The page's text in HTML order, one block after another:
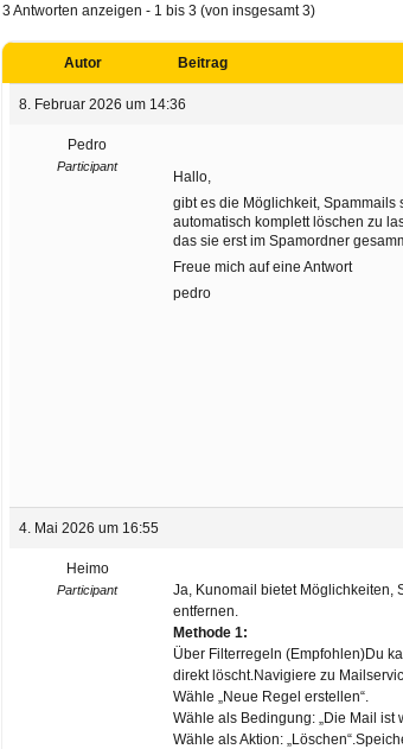
3 Antworten anzeigen - 1 bis 3 (von insgesamt 3)
Autor Beitrag
8. Februar 2026 um 14:36
Pedro
Participant
Hallo,
gibt es die Möglichkeit, Spammails
automatisch komplett löschen zu
das sie erst im Spamordner
Freue mich auf eine Antwort
pedro
4. Mai 2026 um 16:55
Heimo
Participant
Ja, Kunomail bietet Möglichkeiten,
entfernen.
Methode 1:
Über Filterregeln (Empfohlen)Du
direkt löscht.Navigiere zu
Wähle „Neue Regel erstellen“.
Wähle als Bedingung: „Die Mail ist
Wähle als Aktion: